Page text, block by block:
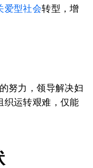
爱型社会转型，增
努力，领导解决妇
织运转艰难，仅能